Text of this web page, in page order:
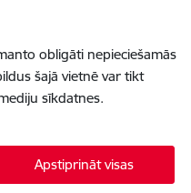
obligāti nepieciešamās
šajā vietnē var tikt
sīkdatnes.
Apstiprināt visas